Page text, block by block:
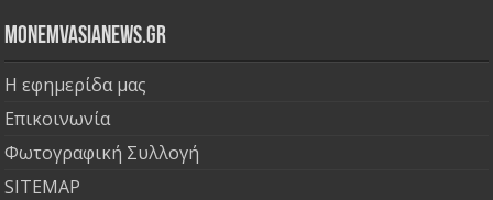
Monemvasianews.gr
Η εφημερίδα μας
Επικοινωνία
Φωτογραφική Συλλογή
SITEMAP